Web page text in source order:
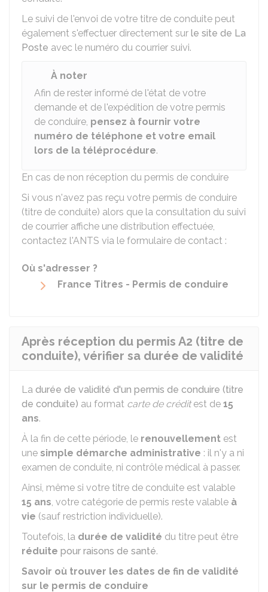
Le suivi de l'envoi de votre titre de conduite peut
également s'effectuer directement sur le site de La
Poste avec le numéro du courrier suivi.
À noter
Afin de rester informé de l'état de votre
demande et de l'expédition de votre permis
de conduire, pensez à fournir votre
numéro de téléphone et votre email
lors de la téléprocédure.
En cas de non réception du permis de conduire
Si vous n'avez pas reçu votre permis de conduire
(titre de conduite) alors que la consultation du suivi
de courrier affiche une distribution effectuée,
contactez l'ANTS via le formulaire de contact :
Où s'adresser ?
France Titres - Permis de conduire
Après réception du permis A2 (titre de
conduite), vérifier sa durée de validité
La durée de validité d'un permis de conduire (titre
de conduite) au format carte de créditest de 15
ans.
À la fin de cette période, le renouvellement est
une simple démarche administrative : il n'y a ni
examen de conduite, ni contrôle médical à passer.
Ainsi, même si votre titre de conduite est valable
15 ans, votre catégorie de permis reste valable à
vie (sauf restriction individuelle).
Toutefois, la durée de validité du titre peut être
réduite pour raisons de santé.
Savoir où trouver les dates de fin de validité
sur le permis de conduire